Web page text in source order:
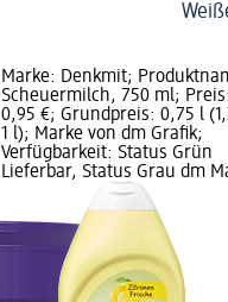
Marke: Denkmit;
Scheuermilch, 750 ml; Preis:
0,95 €; Grundpreis: 0,75 l
1 l); Marke von dm Grafik;
Verfügbarkeit: Status Grün
Lieferbar, Status Grau dm